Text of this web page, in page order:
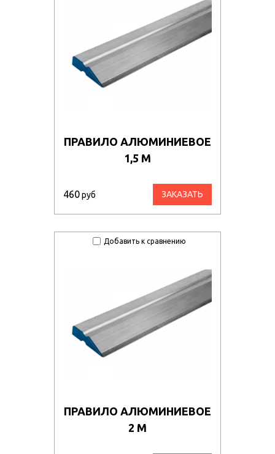
ПРАВИЛО АЛЮМИНИЕВОЕ
1,5 М
460руб ЗАКАЗАТЬ
Добавить к сравнению
ПРАВИЛО АЛЮМИНИЕВОЕ
2 М